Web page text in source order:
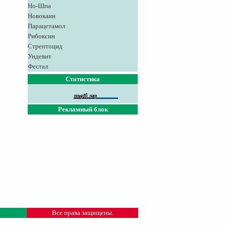
Но-Шпа
Новокаин
Парацетамол
Рибоксин
Стрептоцид
Ундевит
Фестал
Статистика
Рекламный блок
Все права защищены.